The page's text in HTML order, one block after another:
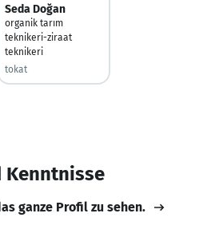
Seda Doğan
organik tarım
teknikeri-ziraat
teknikeri
tokat
Kenntnisse
ganze Profil zu sehen.